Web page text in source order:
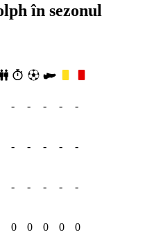
în sezonul
- - - - -
- - - - -
- - - - -
0 0 0 0 0